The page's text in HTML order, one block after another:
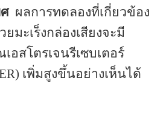
ผลการทดลองที่เกี่ยวข้อง
มะเร็งกล่องเสียงจะมี
สโตรเจนรีเซบเตอร์
เพิ่มสูงขึ้นอย่างเห็นได้